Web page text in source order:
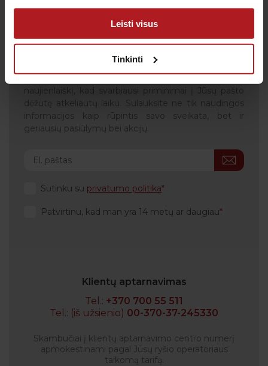
arba naudojant paslaugas surinktos informacijos.
Leisti visus
Tinkinti
Gauk naujienas pirmas
Kas kiek laiko būtina profilaktiškai tikrintis sveikatą?
Kada metas skiepytis nuo gripo? Prenumeruokite
naujienlaiškį, kad svarbiausi priminimai į Jūsų pašto
dėžutę atkeliautų laiku. Sulauksite ne tik naudingos
informacijos kaip rūpintis savo sveikata, bet ir
geriausių pasiūlymų bei akcijų.
Sutinku su privatumo politika
Patvirtinu, kad man yra 14 metų ar daugiau
Klientų aptarnavimas
Tel.: +370 700 55 511
Tel.: (iš užsienio) 00-370-37-245330
Skambučiai į klientų aptarnavimo centro numerį
apmokestinami pagal Jūsų ryšio operatoriaus
taikomą tarifą.